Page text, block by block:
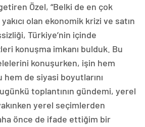
Özel, “Belki de en çok
olan ekonomik krizi ve satın
Türkiye’nin içinde
konuşma imkanı bulduk. Bu
konuşurken, işin hem
de siyasi boyutlarını
toplantının gündemi, yerel
yerel seçimlerden
önce de ifade ettiğim bir